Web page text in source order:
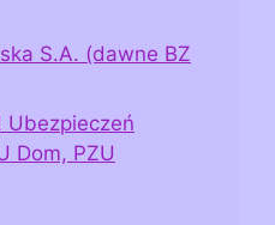
S.A. (dawne BZ
Ubezpieczeń
Dom, PZU